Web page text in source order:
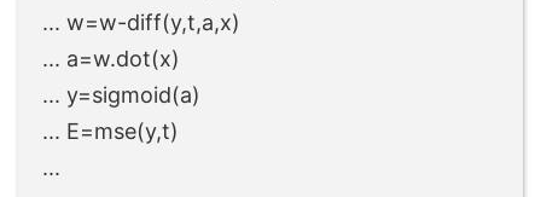
... w=w-diff(y,t,a,x)
... a=w.dot(x)
... y=sigmoid(a)
... E=mse(y,t)
...